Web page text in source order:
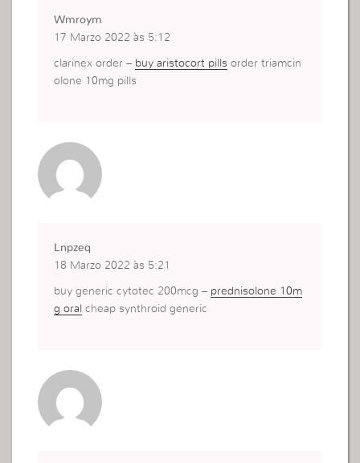
Wmroym
17 Marzo 2022 às 5:12
clarinex order – buy aristocort pills order triamcin
olone 10mg pills
Lnpzeq
18 Marzo 2022 às 5:21
buy generic cytotec 200mcg – prednisolone 10m
g oral cheap synthroid generic